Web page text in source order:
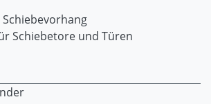
Schiebevorhang
Schiebetore und Türen